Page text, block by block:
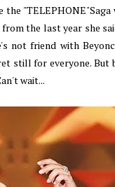
the last year she
not friend with
still for everyone. But
wait...